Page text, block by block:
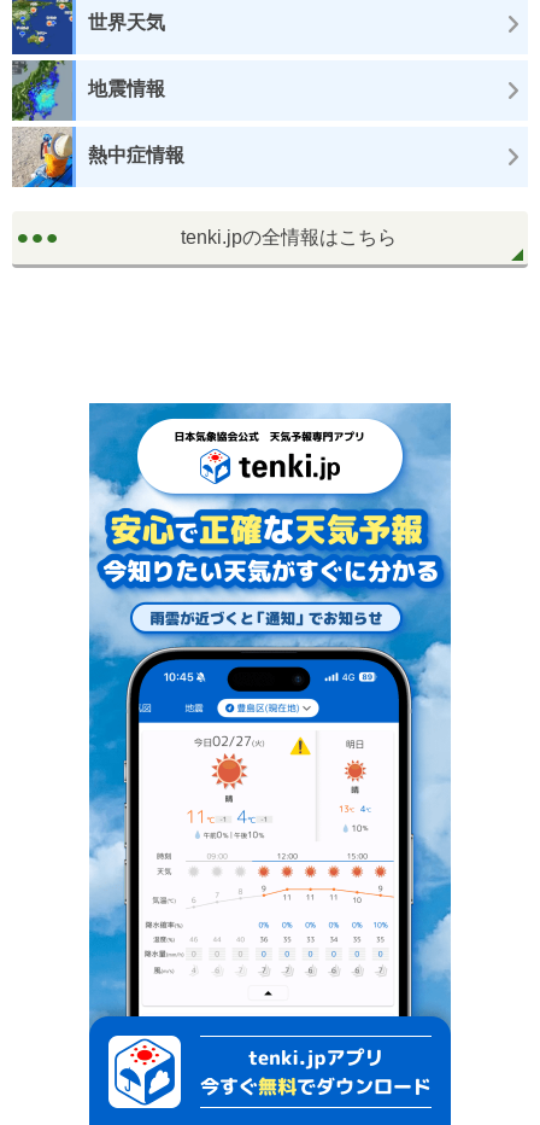
世界天気
地震情報
熱中症情報
tenki.jpの全情報はこちら